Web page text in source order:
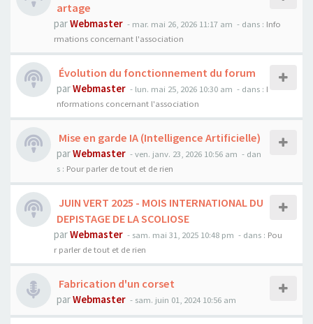
artage
parWebmaster - mar. mai 26, 2026 11:17 am - dans : Info
rmations concernant l'association
Évolution du fonctionnement du forum
parWebmaster - lun. mai 25, 2026 10:30 am - dans : I
nformations concernant l'association
Mise en garde IA (Intelligence Artificielle)
parWebmaster - ven. janv. 23, 2026 10:56 am - dan
s : Pour parler de tout et de rien
JUIN VERT 2025 - MOIS INTERNATIONAL DU
DEPISTAGE DE LA SCOLIOSE
parWebmaster - sam. mai 31, 2025 10:48 pm - dans : Pou
r parler de tout et de rien
Fabrication d'un corset
parWebmaster - sam. juin 01, 2024 10:56 am